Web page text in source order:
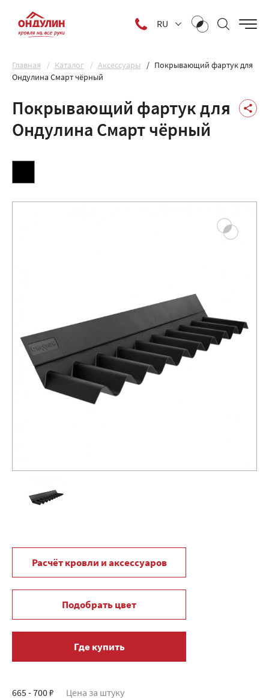
RU
Главная Каталог Аксессуары
Покрывающий фартук для
Ондулина Смарт чёрный
Покрывающий фартук для
Ондулина Смарт чёрный
Расчёт кровли и аксессуаров
Подобрать цвет
Где купить
665 - 700 ₽ Цена за штуку